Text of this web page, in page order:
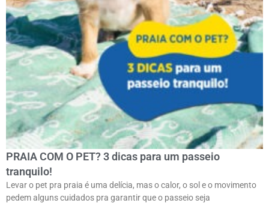
PRAIA COM O PET? 3 dicas para um passeio
tranquilo!
Levar o pet pra praia é uma delícia, mas o calor, o sol e o movimento
pedem alguns cuidados pra garantir que o passeio seja